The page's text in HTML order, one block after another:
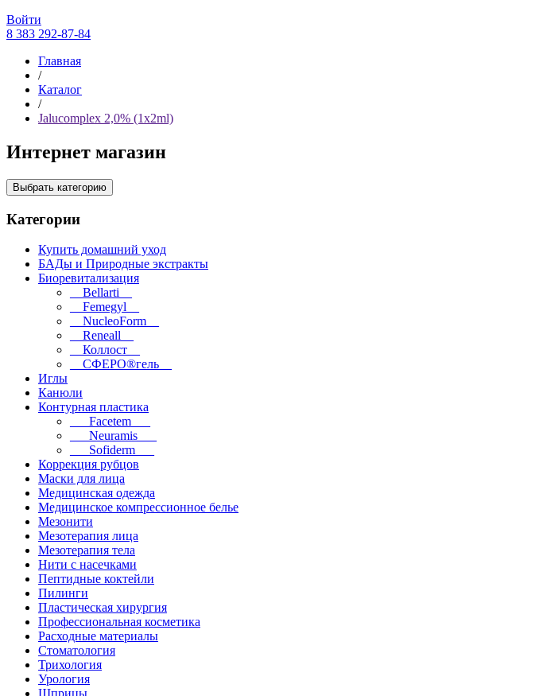
Войти
8 383 292-87-84
Главная
/
Каталог
/
Jalucomplex 2,0% (1x2ml)
Интернет магазин
Выбрать категорию
Категории
Купить домашний уход
БАДы и Природные экстракты
Биоревитализация
__Bellarti__
__Femegyl__
__NucleoForm__
__Reneall__
__Коллост__
__СФЕРО®гель__
Иглы
Канюли
Контурная пластика
___Facetem___
___Neuramis___
___Sofiderm___
Коррекция рубцов
Маски для лица
Медицинская одежда
Медицинское компрессионное белье
Мезонити
Мезотерапия лица
Мезотерапия тела
Нити с насечками
Пептидные коктейли
Пилинги
Пластическая хирургия
Профессиональная косметика
Расходные материалы
Стоматология
Трихология
Урология